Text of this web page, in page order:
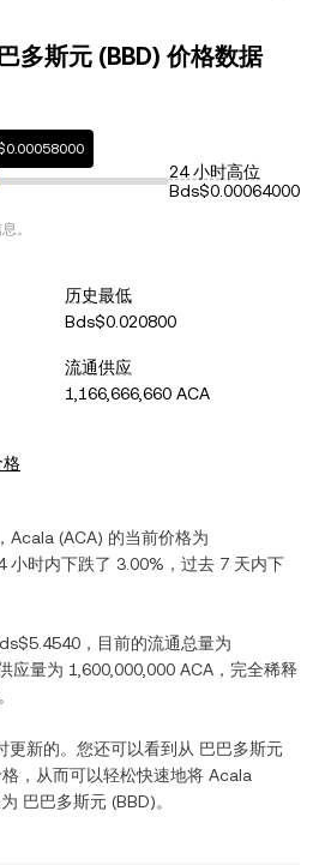
多斯元 (BBD) 价格数据
24 小时高位
Bds$0.00064000
。
历史最低
Bds$0.020800
流通供应
1,166,666,660 ACA
格
Acala (ACA) 的当前价格为
小时内下跌了 3.00% ，过去 7 天内下
，目前的流通总量为
应量为 1,600,000,000 ACA ，完全稀释
。
更新的。您还可以看到从 巴巴多斯元
，从而可以轻松快速地将 Acala
巴巴多斯元 (BBD)。